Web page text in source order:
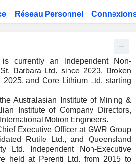
Réseau Personnel
currently an Independent Non-
Barbara Ltd. since 2023, Broken
2025, and Core Lithium Ltd. starting
Australasian Institute of Mining &
Institute of Company Directors,
Motion Engineers.
Executive Officer at GWR Group
Rutile Ltd., and Queensland
Ltd. Independent Non-Executive
held at Perenti Ltd. from 2015 to